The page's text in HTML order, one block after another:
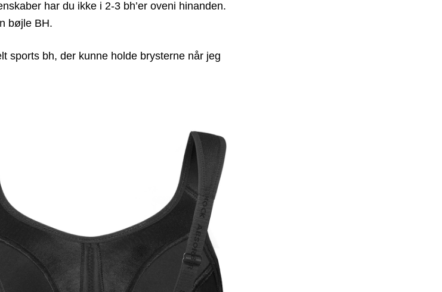
har du ikke i 2-3 bh’er oveni hinanden.
bøjle BH.
sports bh, der kunne holde brysterne når jeg